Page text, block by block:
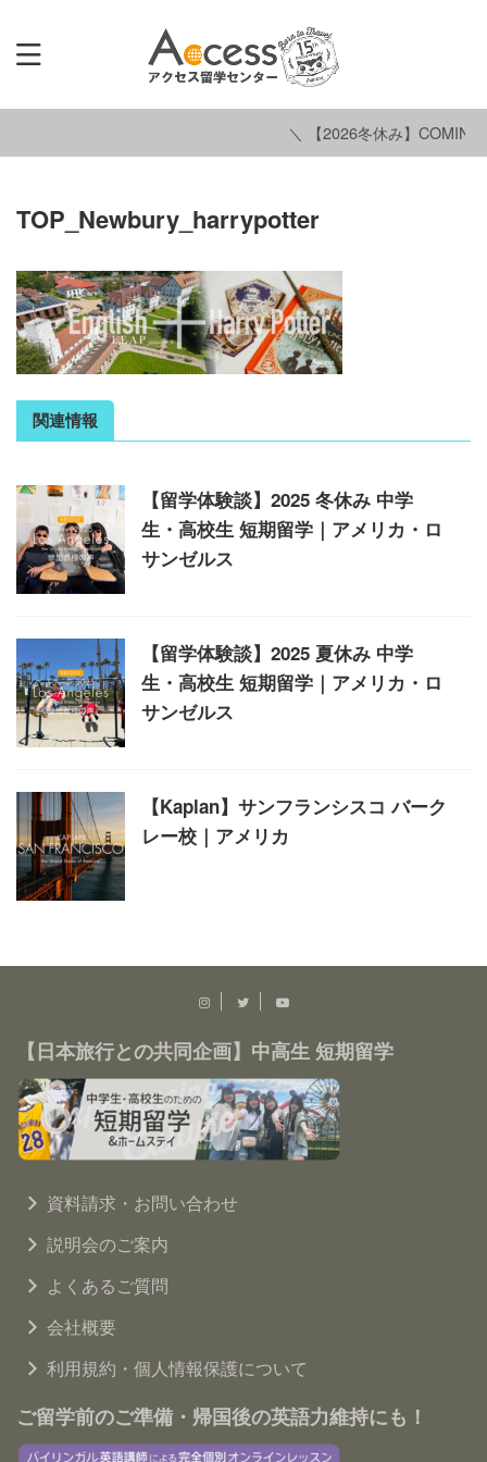
＼ 【2026冬休み】COMING
TOP_Newbury_harrypotter
関連情報
【留学体験談】2025 冬休み 中学
生・高校生 短期留学｜アメリカ・ロ
サンゼルス
【留学体験談】2025 夏休み 中学
生・高校生 短期留学｜アメリカ・ロ
サンゼルス
【Kaplan】サンフランシスコ バーク
レー校｜アメリカ
【日本旅行との共同企画】中高生 短期留学
資料請求・お問い合わせ
説明会のご案内
よくあるご質問
会社概要
利用規約・個人情報保護について
ご留学前のご準備・帰国後の英語力維持にも！